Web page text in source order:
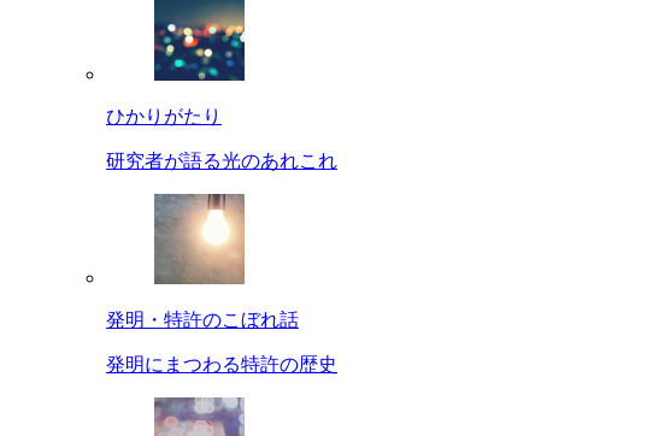
ひかりがたり
研究者が語る光のあれこれ
発明・特許のこぼれ話
発明にまつわる特許の歴史